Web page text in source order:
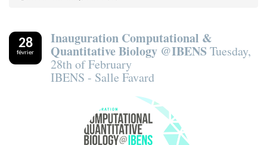
28
février
Inauguration Computational &
Quantitative Biology @IBENS Tuesday,
28th of February
IBENS - Salle Favard